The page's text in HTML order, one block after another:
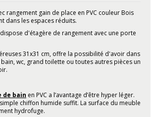
rangement gain de place en PVC couleur Bois
dans les espaces réduits.
dispose d'étagère de rangement avec une porte
31x31 cm, offre la possibilité d'avoir dans
wc, grand toilette ou toutes autres pièces un
de bain en PVC a l’avantage d’être hyper léger.
chiffon humide suffit. La surface du meuble
hydrofuge.